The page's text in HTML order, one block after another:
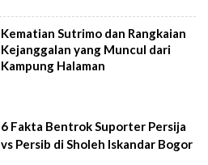
Kematian Sutrimo dan Rangkaian
Kejanggalan yang Muncul dari
Kampung Halaman
6 Fakta Bentrok Suporter Persija
vs Persib di Sholeh Iskandar Bogor